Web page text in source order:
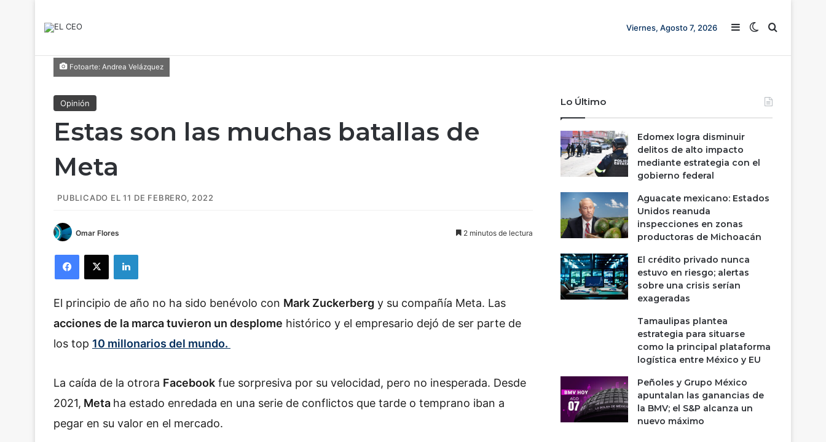
Viernes, Agosto 7, 2026 Barra lateral
Switch skin
Buscar
Fotoarte: Andrea Velázquez
Opinión
Estas son las muchas batallas de
Meta
PUBLICADO EL 11 DE FEBRERO, 2022
Omar Flores 2 minutos de lectura
El principio de año no ha sido benévolo con Mark Zuckerberg y su compañía Meta. Las
acciones de la marca tuvieron un desplome histórico y el empresario dejó de ser parte de
los top 10 millonarios del mundo.
La caída de la otrora Facebook fue sorpresiva por su velocidad, pero no inesperada. Desde
2021, Meta ha estado enredada en una serie de conflictos que tarde o temprano iban a
pegar en su valor en el mercado.
Lo Último
Edomex logra disminuir
delitos de alto impacto
mediante estrategia con el
gobierno federal
Aguacate mexicano: Estados
Unidos reanuda
inspecciones en zonas
productoras de Michoacán
El crédito privado nunca
estuvo en riesgo; alertas
sobre una crisis serían
exageradas
Tamaulipas plantea
estrategia para situarse
como la principal plataforma
logística entre México y EU
Peñoles y Grupo México
apuntalan las ganancias de
la BMV; el S&P alcanza un
nuevo máximo